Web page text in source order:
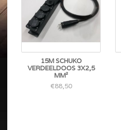
15M SCHUKO
VERDEELDOOS 3X2,5
MM²
€88,50